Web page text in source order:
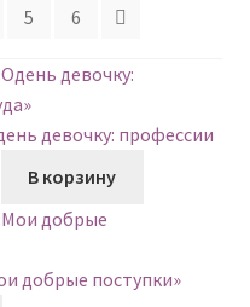
5 6
девочку: профессии
В корзину
добрые поступки»